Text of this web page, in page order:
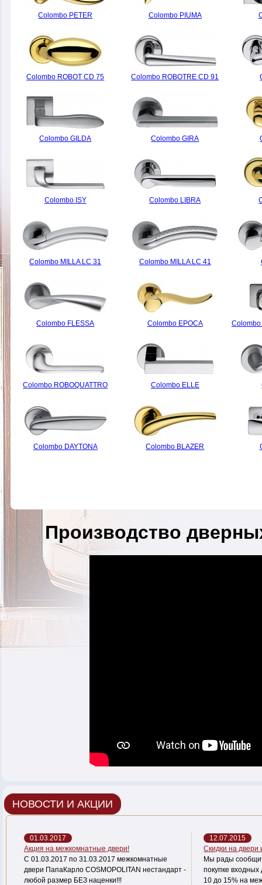
Colombo PETER Colombo PIUMA
Colombo ROBOT CD 75 Colombo ROBOTRE CD 91
Colombo GILDA Colombo GIRA
Colombo ISY Colombo LIBRA
Colombo MILLA LC 31 Colombo MILLA LC 41
Colombo FLESSA Colombo EPOCA Colombo
Colombo ROBOQUATTRO Colombo ELLE
Colombo DAYTONA Colombo BLAZER
Производство
НОВОСТИ И АКЦИИ
01.03.2017
Акция на межкомнатные двери!
С 01.03.2017 по 31.03.2017 межкомнатные
двери ПапаКарло COSMOPOLITAN нестандарт -
любой размер БЕЗ наценки!!!
12.07.2015
Скидки на
Мы рады
покупке входных
10 до 15% на